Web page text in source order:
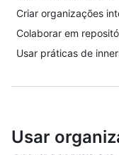
Criar organizações
Colaborar em
Usar práticas de
Usar